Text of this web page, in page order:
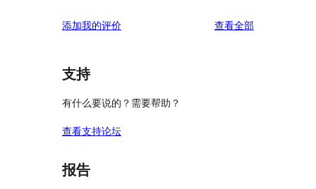
添加我的评价 查看全部评
支持
有什么要说的？需要帮助？
查看支持论坛
报告